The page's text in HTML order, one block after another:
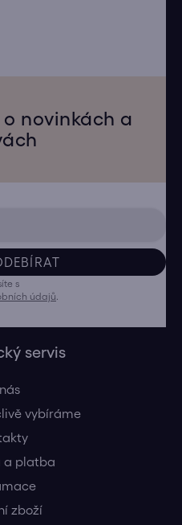
novinkách a
s
údajů
servis
vybíráme
a platba
zboží